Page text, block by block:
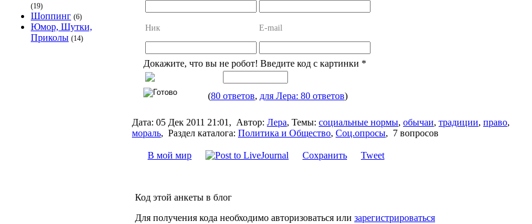
(19)
Шоппинг (6)
Юмор, Шутки,
Приколы (14)
Ник E-mail
Докажите, что вы не робот! Введите код с картинки *
(80 ответов, для Лера: 80 ответов)
Дата: 05 Дек 2011 21:01, Автор: Лера, Темы: социальные нормы, обычаи, традиции, право,
мораль, Раздел каталога: Политика и Общество, Соц.опросы, 7 вопросов
В мой мир Сохранить Tweet
Код этой анкеты в блог
Для получения кода необходимо авторизоваться или зарегистрироваться